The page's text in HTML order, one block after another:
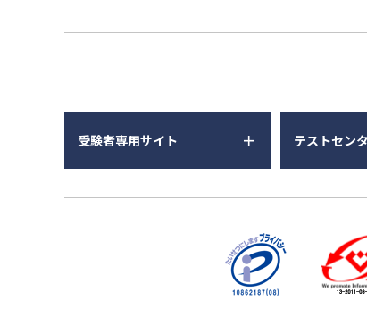
受験者専用サイト テストセン